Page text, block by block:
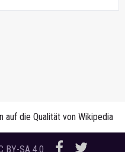
auf die Qualität von Wikipedia
BY-SA 4.0